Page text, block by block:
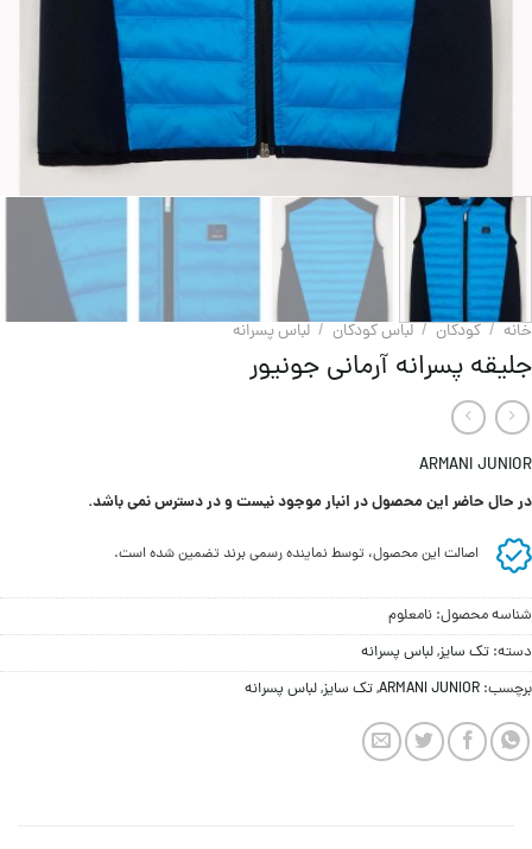
خانه / کودکان / لباس کودکان / لباس پسرانه
جلیقه پسرانه آرمانی جونیور
ARMANI JUNIOR
در حال حاضر این محصول در انبار موجود نیست و در دسترس نمی باشد.
اصالت این محصول، توسط نماینده رسمی برند تضمین شده است.
شناسه محصول: نامعلوم
دسته: تک سایز,لباس پسرانه
برچسب: ARMANI JUNIOR
,تک سایز,لباس پسرانه